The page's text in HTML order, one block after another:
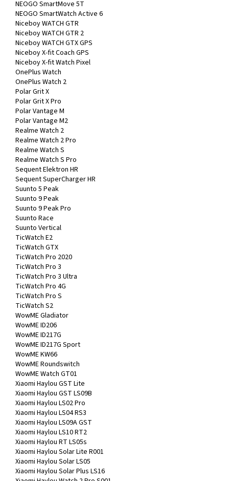
NEOGO SmartMove 5T
NEOGO SmartWatch Active 6
Niceboy WATCH GTR
Niceboy WATCH GTR 2
Niceboy WATCH GTX GPS
Niceboy X-fit Coach GPS
Niceboy X-fit Watch Pixel
OnePlus Watch
OnePlus Watch 2
Polar Grit X
Polar Grit X Pro
Polar Vantage M
Polar Vantage M2
Realme Watch 2
Realme Watch 2 Pro
Realme Watch S
Realme Watch S Pro
Sequent Elektron HR
Sequent SuperCharger HR
Suunto 5 Peak
Suunto 9 Peak
Suunto 9 Peak Pro
Suunto Race
Suunto Vertical
TicWatch E2
TicWatch GTX
TicWatch Pro 2020
TicWatch Pro 3
TicWatch Pro 3 Ultra
TicWatch Pro 4G
TicWatch Pro S
TicWatch S2
WowME Gladiator
WowME ID206
WowME ID217G
WowME ID217G Sport
WowME KW66
WowME Roundswitch
WowME Watch GT01
Xiaomi Haylou GST Lite
Xiaomi Haylou GST LS09B
Xiaomi Haylou LS02 Pro
Xiaomi Haylou LS04 RS3
Xiaomi Haylou LS09A GST
Xiaomi Haylou LS10 RT2
Xiaomi Haylou RT LS05s
Xiaomi Haylou Solar Lite R001
Xiaomi Haylou Solar LS05
Xiaomi Haylou Solar Plus LS16